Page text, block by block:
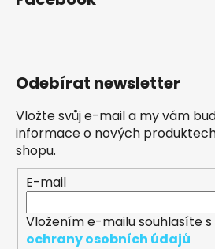
Odebírat newsletter
Vložte svůj e-mail a my vám
informace o nových
shopu.
E-mail
Vložením e-mailu souhlasíte s
ochrany osobních údajů